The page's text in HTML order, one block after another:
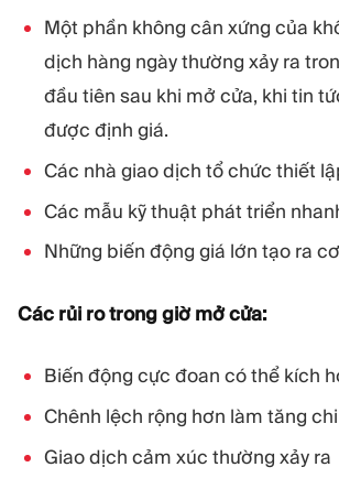
Một phần không cân xứng của
dịch hàng ngày thường xảy ra
đầu tiên sau khi mở cửa, khi tin
được định giá.
Các nhà giao dịch tổ chức thiết
Các mẫu kỹ thuật phát triển
Những biến động giá lớn tạo ra
Các rủi ro trong giờ mở cửa:
Biến động cực đoan có thể kích
Chênh lệch rộng hơn làm tăng
Giao dịch cảm xúc thường xảy ra